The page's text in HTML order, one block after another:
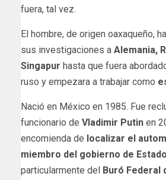
fuera, tal vez.
El hombre, de origen oaxaqueño,
sus investigaciones a Alemania,
Singapur hasta que fuera
ruso y empezara a trabajar como
Nació en México en 1985. Fue
funcionario de Vladimir Putin en
encomienda de localizar el
miembro del gobierno de
particularmente del
Buró Federal